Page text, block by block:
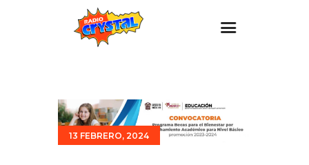
Estaciones
Eventos
13 FEBRERO, 2024